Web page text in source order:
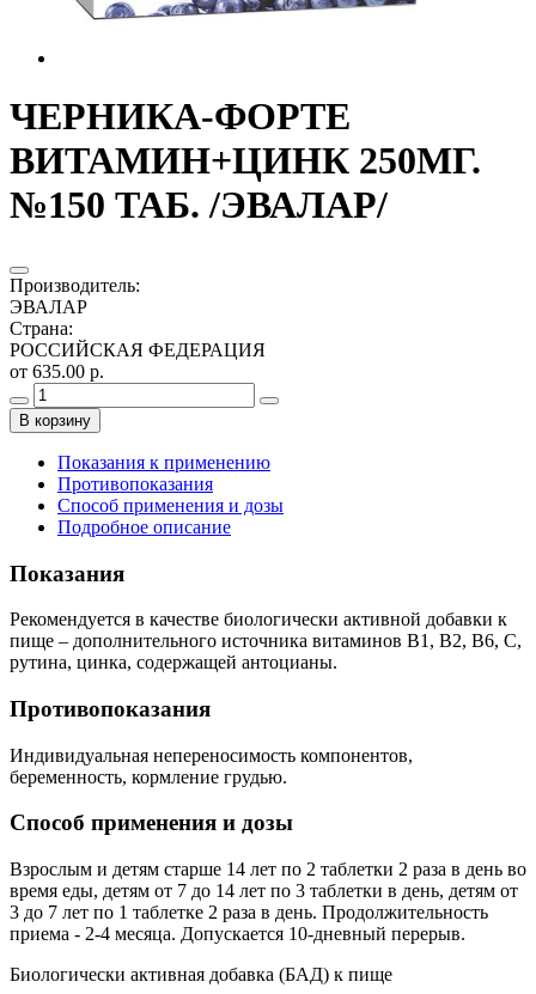
ЧЕРНИКА-ФОРТЕ
ВИТАМИН+ЦИНК 250МГ.
№150 ТАБ. /ЭВАЛАР/
Производитель:
ЭВАЛАР
Страна:
РОССИЙСКАЯ ФЕДЕРАЦИЯ
от 635.00 р.
В корзину
Показания к применению
Противопоказания
Способ применения и дозы
Подробное описание
Показания
Рекомендуется в качестве биологически активной добавки к
пище – дополнительного источника витаминов В1, В2, В6, С,
рутина, цинка, содержащей антоцианы.
Противопоказания
Индивидуальная непереносимость компонентов,
беременность, кормление грудью.
Способ применения и дозы
Взрослым и детям старше 14 лет по 2 таблетки 2 раза в день во
время еды, детям от 7 до 14 лет по 3 таблетки в день, детям от
3 до 7 лет по 1 таблетке 2 раза в день. Продолжительность
приема - 2-4 месяца. Допускается 10-дневный перерыв.
Биологически активная добавка (БАД) к пище